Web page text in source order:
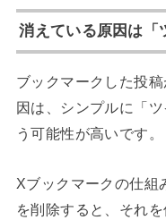
消えている原因は「
ブックマークした投
因は、シンプルに「
う可能性が高いです。
Xブックマークの仕組
を削除すると、それ